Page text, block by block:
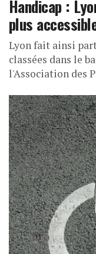
Handicap :
plus
Lyon fait ainsi
classées dans le
l'Association des